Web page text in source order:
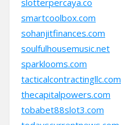
slotterpercaya.co
smartcoolbox.com
sohanjitfinances.com
soulfulhousemusic.net
sparklooms.com
tacticalcontractingllc.com
thecapitalpowers.com
tobabet88slot3.com